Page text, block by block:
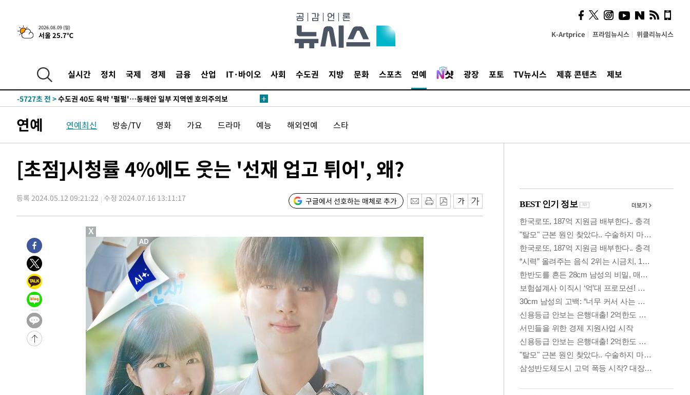
2026.08.09 (일)
서울 25.7℃ K-Artprice 프라임뉴시스 위클리뉴시스
실시간 정치 국제 경제 금융 산업 IT·바이오 사회 수도권 지방 문화 스포츠 연예 광장 포토 TV뉴시스 제휴 콘텐츠 제보
청래 44.56%
-13432초 전 >[속보]與 대표 경선 제주·인천 당원투표…金 47.75%·鄭
42.08%·宋 10.17%
-12966초 전 >이강인 "아틀레티코 이적 기뻐…등번호 7번 의미보단 팀 위해 뛸
-6675초 전 >
낮 최고 35도 '무더위'…동해안 시간당 30㎜ '강한 비'[내일날씨]
-5945초 전 >
레티코 이적"
-5727초 전 >수도권 40도 육박 '펄펄'…동해안 일부 지역엔 호의주의보
22분 전 >
강릉에 시간당 81.4㎜ 물폭탄…도로 잠기고 담벼락 붕괴
1시간 전 >백운산서 80년근 천종산삼 9뿌리 발견…감정가 1.3억원
2시간 전 >남자 농구, 나고야 아시안게임서 '홈팀' 일본과 한일전
4시간 전 >극한폭염 한풀 꺾이지만…'낮 최고 35도' 무더위, 열대야 계속[다음주
4시간 전 >축구협회 "압수수색·성접대 논란 사과…쇄신의 기회로 삼겠다"
[속보]'압수수색·성접대 논란' 축구협회 "실망과 걱정 안겨드려 죄송"
8시간 전 >
'최고 37도' 폭염 지속…강원동해안 최대 150㎜ 비
10시간 전 >
[속보]뉴욕증시 상승 마감…S&P 0.6% 나스닥 1.3%↑
-23170초 전 >
이란 "호르무즈 재개방 합의 근접…美 배상 선행돼야"
-14217초 전 >
[속보]與최고위원 제주·인천 순회경선…박선원·최민희·서미화·
한민수·김용 순
-14170초 전 >
[속보]김민석, 與 전대 당원투표 누적 득표율 45.42%로 1위… 정
청래 44.56%
-13452초 전 >
[속보]與 대표 경선 제주·인천 당원투표…金 47.75%·鄭
42.08%·宋 10.17%
-12986초 전 >
이강인 "아틀레티코 이적 기뻐…등번호 7번 의미보단 팀 위해 뛸
것"
-12921초 전 >
[속보]與 당대표 경선, 제주·인천 권리당원 투표 김민석 승리
낮 최고 35도 '무더위'…동해안 시간당 30㎜ '강한 비'[내일날씨]
[속보]이강인 "감독님이 원하는 마음 느꼈고, 많은 트로피 원해 아틀
수도권 40도 육박 '펄펄'…동해안 일부 지역엔 호의주의보
연예 연예최신 방송/TV 영화 가요 드라마 예능 해외연예 스타
[초점]시청률 4%에도 웃는 '선재 업고 튀어', 왜?
등록 2024.05.12 09:21:22 수정 2024.07.16 13:11:17 구글에서 선호하는 매체로 추가
사이 해답 찾았죠"…알을
깨고 나온 '초자아'
X